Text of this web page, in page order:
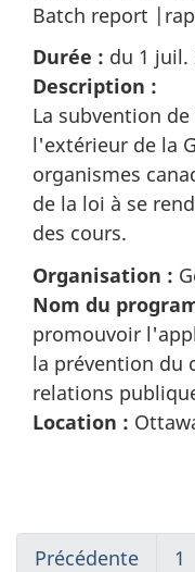
Batch report
Durée : du 1 juil.
Description :
La subvention
l'extérieur de la
organismes
de la loi à se
des cours.
Organisation :
Nom du
promouvoir
la prévention du
relations
Location :
Précédente 1